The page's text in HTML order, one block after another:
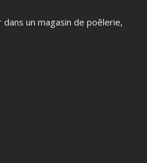
un magasin de poêlerie,